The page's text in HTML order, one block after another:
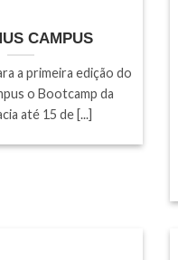
CAMPUS
a primeira edição do
o Bootcamp da
até 15 de [...]